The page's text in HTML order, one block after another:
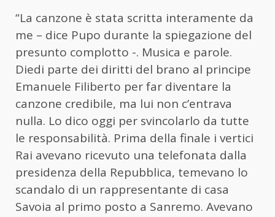
“La canzone è stata scritta interamente da
me – dice Pupo durante la spiegazione del
presunto complotto -. Musica e parole.
Diedi parte dei diritti del brano al principe
Emanuele Filiberto per far diventare la
canzone credibile, ma lui non c’entrava
nulla. Lo dico oggi per svincolarlo da tutte
le responsabilità. Prima della finale i vertici
Rai avevano ricevuto una telefonata dalla
presidenza della Repubblica, temevano lo
scandalo di un rappresentante di casa
Savoia al primo posto a Sanremo. Avevano